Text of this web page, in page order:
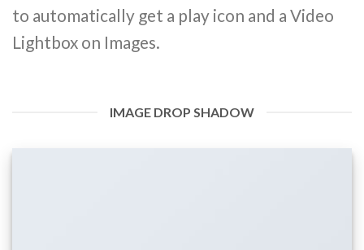
to automatically get a play icon and a Video
Lightbox on Images.
IMAGE DROP SHADOW